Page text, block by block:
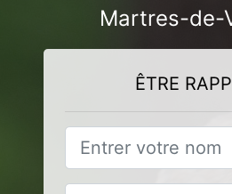
Martres-de-
ÊTRE